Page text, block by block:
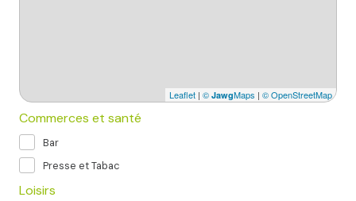
Leaflet | © JawgMaps | © OpenStreetMap
Commerces et santé
Bar
Presse et Tabac
Loisirs